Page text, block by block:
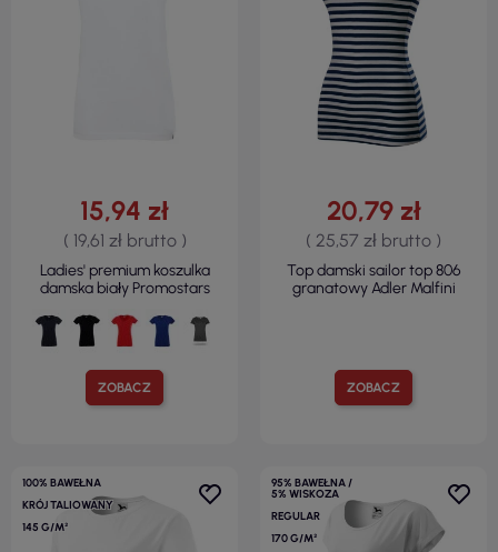
ZOBACZ
15,94 zł
( 19,61 zł brutto )
Ladies' premium koszulka
damska biały Promostars
ZOBACZ
20,79 zł
( 25,57 zł brutto )
Top damski sailor top 806
granatowy Adler Malfini
100% BAWEŁNA
KRÓJ TALIOWANY
145 G/M²
95% BAWEŁNA /
5% WISKOZA
REGULAR
170 G/M²